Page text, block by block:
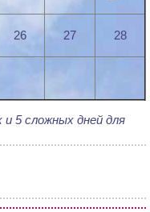
26 27 28
5 сложных дней для